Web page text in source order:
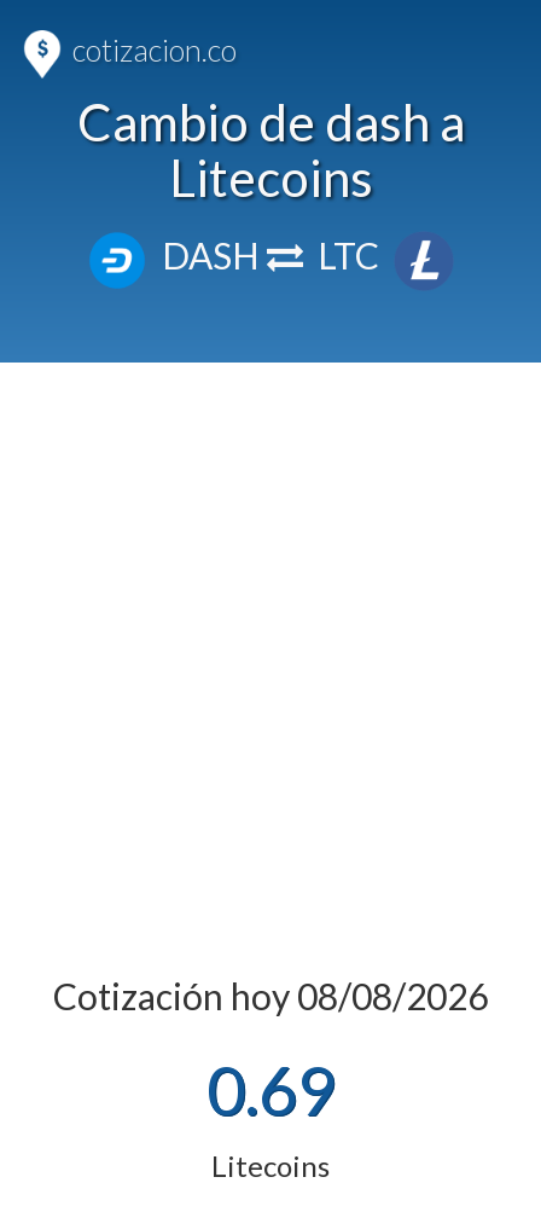
cotizacion.co
Cambio de dash a
Litecoins
DASH LTC
Cotización hoy 08/08/2026
0.69
Litecoins